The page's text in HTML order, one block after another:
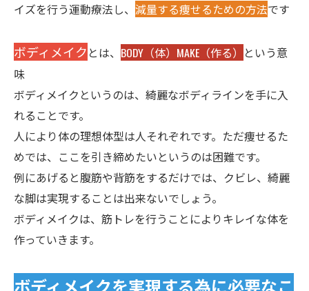
イズを行う運動療法し、 減量する痩せるための方法です
ボディメイク とは、 BODY（体）MAKE（作る） という意
味
ボディメイクというのは、綺麗なボディラインを手に入
れることです。
人により体の理想体型は人それぞれです。ただ痩せるた
めでは、ここを引き締めたいというのは困難です。
例にあげると腹筋や背筋をするだけでは、クビレ、綺麗
な脚は実現することは出来ないでしょう。
ボディメイクは、筋トレを行うことによりキレイな体を
作っていきます。
ボディメイクを実現する為に必要なこ